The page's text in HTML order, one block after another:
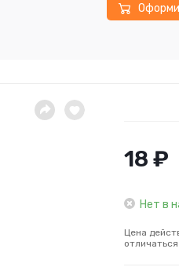
18 ₽
Нет в
Цена